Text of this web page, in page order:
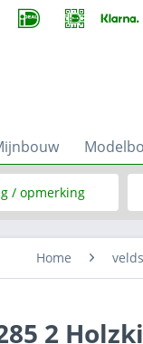
/ opmerking
Home
2